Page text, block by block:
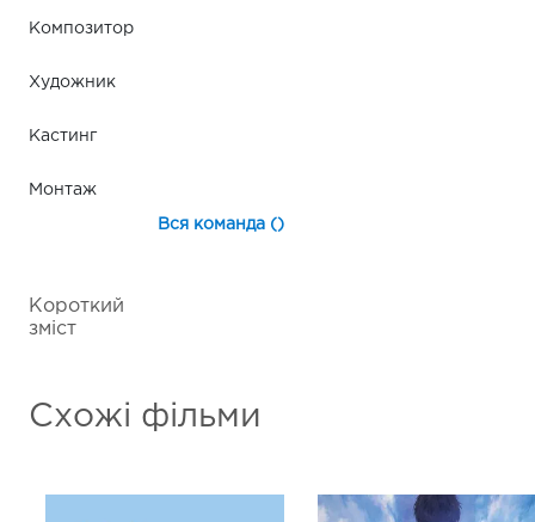
Композитор
Художник
Кастинг
Монтаж
Вся команда ()
Короткий
зміст
Схожі фільми